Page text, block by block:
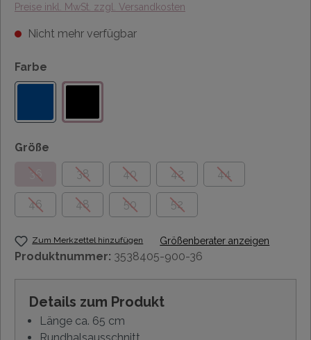
Preise inkl. MwSt. zzgl. Versandkosten
Nicht mehr verfügbar
Farbe
Größe
36
38 40 42 44
46 48 50 52
Zum Merkzettel hinzufügen Größenberater anzeigen
Produktnummer: 3538405-900-36
Details zum Produkt
Länge ca. 65 cm